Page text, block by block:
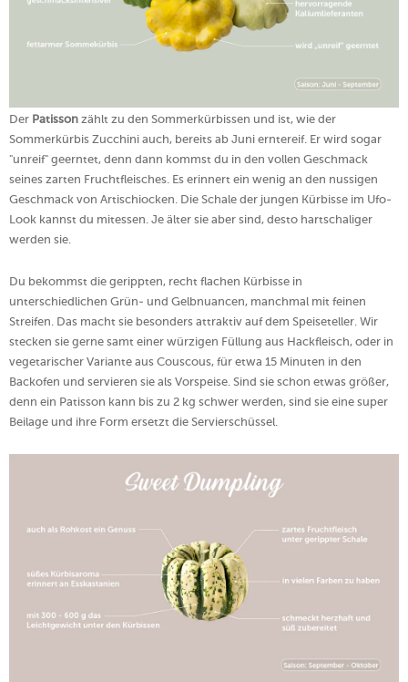
Der Patisson zählt zu den Sommerkürbissen und ist, wie der
Sommerkürbis Zucchini auch, bereits ab Juni erntereif. Er wird sogar
"unreif" geerntet, denn dann kommst du in den vollen Geschmack
seines zarten Fruchtfleisches. Es erinnert ein wenig an den nussigen
Geschmack von Artischiocken. Die Schale der jungen Kürbisse im Ufo-
Look kannst du mitessen. Je älter sie aber sind, desto hartschaliger
werden sie.
Du bekommst die gerippten, recht flachen Kürbisse in
unterschiedlichen Grün- und Gelbnuancen, manchmal mit feinen
Streifen. Das macht sie besonders attraktiv auf dem Speiseteller. Wir
stecken sie gerne samt einer würzigen Füllung aus Hackfleisch, oder in
vegetarischer Variante aus Couscous, für etwa 15 Minuten in den
Backofen und servieren sie als Vorspeise. Sind sie schon etwas größer,
denn ein Patisson kann bis zu 2 kg schwer werden, sind sie eine super
Beilage und ihre Form ersetzt die Servierschüssel.